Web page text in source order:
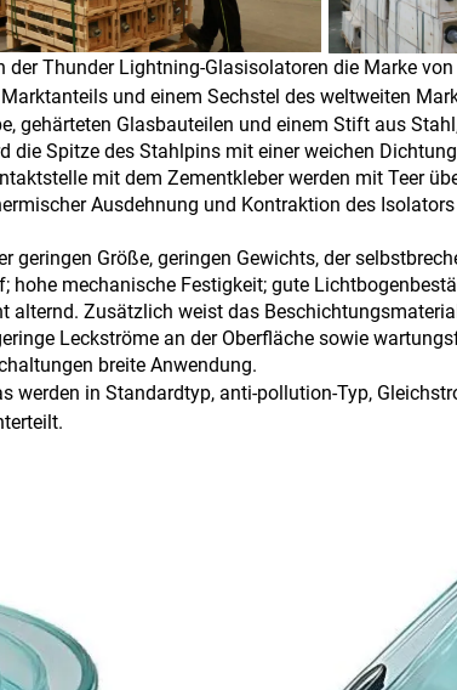
Thunder Lightning-Glasisolatoren die Marke
und einem Sechstel des weltweiten
gehärteten Glasbauteilen und einem Stift aus
Spitze des Stahlpins mit einer weichen
mit dem Zementkleber werden mit Teer
Ausdehnung und Kontraktion des
geringen Größe, geringen Gewichts, der
hohe mechanische Festigkeit; gute
Zusätzlich weist das
Leckströme an der Oberfläche sowie
breite Anwendung.
werden in Standardtyp, anti-pollution-Typ,